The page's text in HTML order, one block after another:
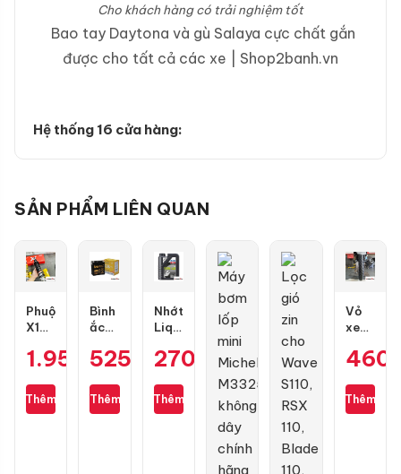
Cho khách hàng có trải nghiệm tốt
Bao tay Daytona và gù Salaya cực chất gắn
được cho tất cả các xe | Shop2banh.vn
Hệ thống 16 cửa hàng:
SẢN PHẨM LIÊN QUAN
Phuộc
X1R
bình
cho
Vario
1.950.000 ₫
Thêm
Bình
ắc
GS
H
525.000₫
Thêm
Nhớt
Liqui
Motorbike
10W40
1L
270.000₫
Thêm
Vỏ
xe
80/90-
gai
kim
Thêm